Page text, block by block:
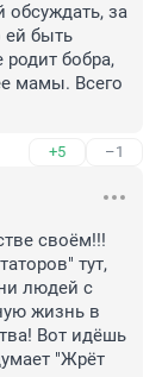
за
ей быть
бобра,
мамы. Всего
+5 –1
своём!!!
тут,
людей с
жизнь в
Вот идёшь
"Жрёт